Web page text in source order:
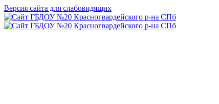
Версия сайта для слабовидящих